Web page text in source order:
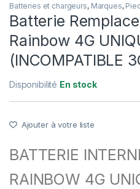
Batteries et chargeurs, Marques,
Batterie
Rainbow 4G
(INCOMPATIBLE
Disponibilité En stock
Ajouter à votre liste
BATTERIE
RAINBOW 4G